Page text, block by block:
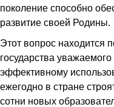
поколение способно
развитие своей Родины.
Этот вопрос находится
государства
эффективному
ежегодно в стране
сотни новых